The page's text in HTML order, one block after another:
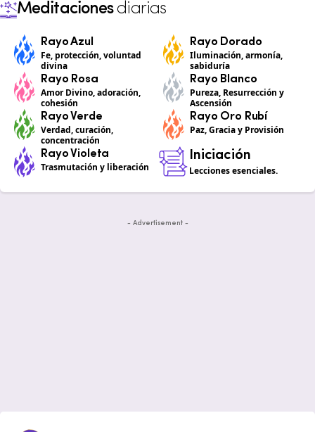
Meditacionesdiarias
Rayo Azul
Fe, protección, voluntad
divina
Rayo Dorado
Iluminación, armonía,
sabiduría
Rayo Rosa
Amor Divino, adoración,
cohesión
Rayo Blanco
Pureza, Resurrección y
Ascensión
Rayo Verde
Verdad, curación,
concentración
Rayo Oro Rubí
Paz, Gracia y Provisión
Rayo Violeta
Trasmutación y liberación
Iniciación
Lecciones esenciales.
- Advertisement -